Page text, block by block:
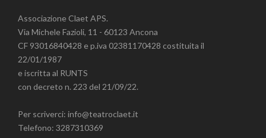
Associazione Claet APS.
Via Michele Fazioli, 11 - 60123 Ancona
CF 93016840428 e p.iva 02381170428 costituita il
22/01/1987
e iscritta al RUNTS
con decreto n. 223 del 21/09/22.
Per scriverci: info@teatroclaet.it
Telefono: 3287310369